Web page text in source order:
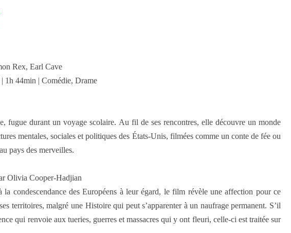
Rex, Earl Cave
1h 44min | Comédie, Drame
fugue durant un voyage sco­laire. Au fil de ses ren­contres, elle découvre un monde
men­tales, sociales et poli­tiques des États-Unis, fil­mées comme un conte de fée ou
pays des merveilles.
Olivia Cooper-Hadjian
la condescendance des Européens à leur égard, le film révèle une affection pour ce
territoires, malgré une Histoire qui peut s’apparenter à un naufrage permanent. S’il
qui renvoie aux tueries, guerres et massacres qui y ont fleuri, celle-ci est traitée sur